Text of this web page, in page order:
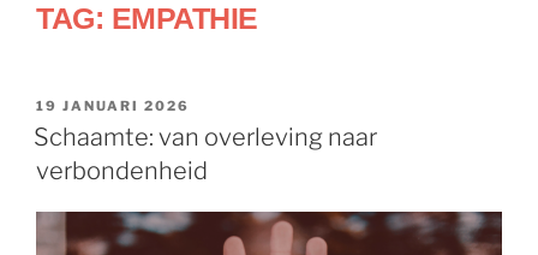
TAG: EMPATHIE
19 JANUARI 2026
Schaamte: van overleving naar
verbondenheid